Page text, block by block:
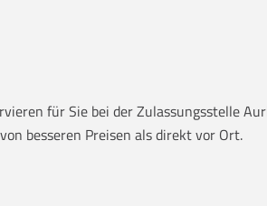
für Sie bei der Zulassungsstelle
besseren Preisen als direkt vor Ort.